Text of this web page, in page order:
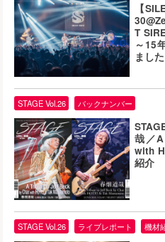
【
T
～15
まし
哉／
with
紹介
STAGE Vol.26 バックナンバー
STAGE Vol.26 ライブレポート 機材